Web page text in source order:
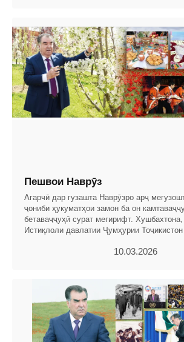
Пешвои Наврӯз
Агарчӣ дар гузашта Наврӯзро арҷ
ҷониби ҳукуматҳои замон ба он
бетаваҷҷуҳӣ сурат мегирифт.
Истиқлоли давлатии Ҷумҳурии
10.03.2026